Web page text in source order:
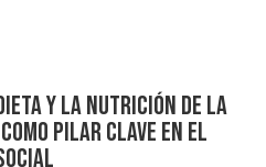
y la nutrición de la
pilar clave en el